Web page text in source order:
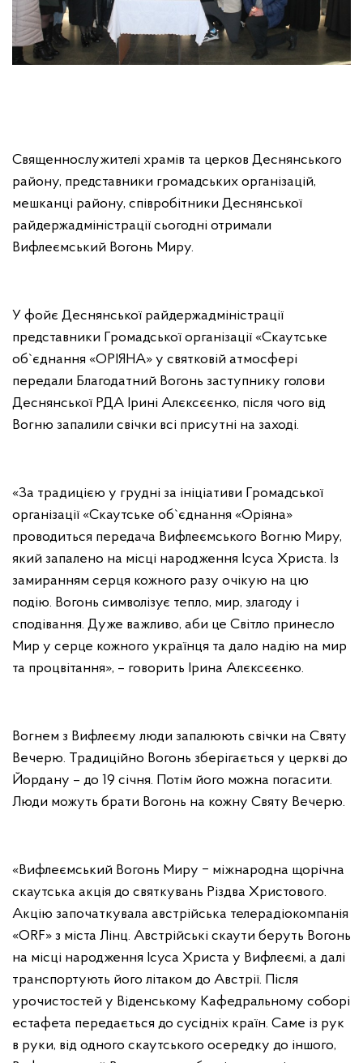
Священнослужителі храмів та церков Деснянського
району, представники громадських організацій,
мешканці району, співробітники Деснянської
райдержадміністрації сьогодні отримали
Вифлеємський Вогонь Миру.
У фойє Деснянської райдержадміністрації
представники Громадської організації «Скаутське
об`єднання «ОРІЯНА» у святковій атмосфері
передали Благодатний Вогонь заступнику голови
Деснянської РДА Ірині Алєксєєнко, після чого від
Вогню запалили свічки всі присутні на заході.
«За традицією у грудні за ініціативи Громадської
організації «Скаутське об`єднання «Оріяна»
проводиться передача Вифлеємського Вогню Миру,
який запалено на місці народження Ісуса Христа. Із
замиранням серця кожного разу очікую на цю
подію. Вогонь символізує тепло, мир, злагоду і
сподівання. Дуже важливо, аби це Світло принесло
Мир у серце кожного українця та дало надію на мир
та процвітання», – говорить Ірина Алєксєєнко.
Вогнем з Вифлеєму люди запалюють свічки на Святу
Вечерю. Традиційно Вогонь зберігається у церкві до
Йордану – до 19 січня. Потім його можна погасити.
Люди можуть брати Вогонь на кожну Святу Вечерю.
«Вифлеємський Вогонь Миру ‒ міжнародна щорічна
скаутська акція до святкувань Різдва Христового.
Акцію започаткувала австрійська телерадіокомпанія
«ORF» з міста Лінц. Австрійські скаути беруть Вогонь
на місці народження Ісуса Христа у Вифлеємі, а далі
транспортують його літаком до Австрії. Після
урочистостей у Віденському Кафедральному соборі
естафета передається до сусідніх країн. Саме із рук
в руки, від одного скаутського осередку до іншого,